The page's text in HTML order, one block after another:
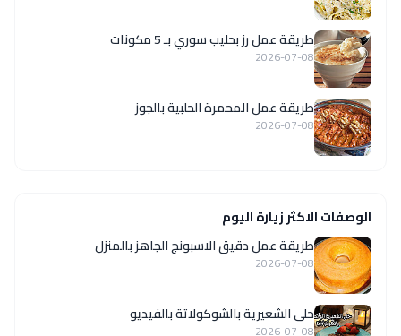
طريقة عمل رز بحليب سوري بـ 5 مكونات
2026-07-08
طريقة عمل المحمرة الحلبية بالجوز
2026-07-08
الوصفات الاكثر زيارة اليوم
طريقة عمل دقيق الاسبونج الجاهز بالمنزل
2026-07-08
حلى الشعيرية بالشوكولاتة بالفيديو
2026-07-08